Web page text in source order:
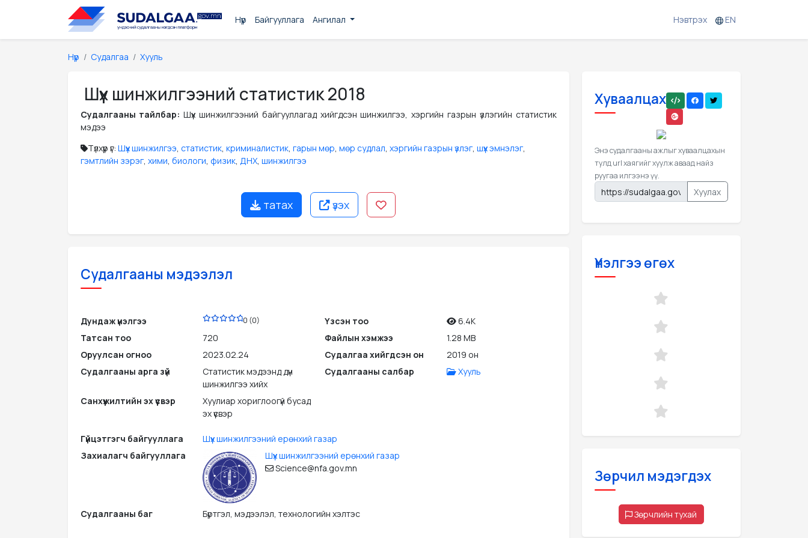
Нүүр Байгууллага Ангилал Нэвтрэх EN
Нүүр Судалгаа Хууль
Шүүх шинжилгээний статистик 2018
Судалгааны тайлбар:Шүүх шинжилгээний байгууллагад хийгдсэн шинжилгээ, хэргийн газрын үзлэгийн статистик
мэдээ
Түлхүүр үг: Шүүх шинжилгээ, статистик, криминалистик, гарын мөр, мөр судлал, хэргийн газрын үзлэг, шүүх эмнэлэг,
гэмтлийн зэрэг, хими, биологи, физик, ДНХ, шинжилгээ
татах үзэх
Судалгааны мэдээлэл
Дундаж үнэлгээ 0 (0) Үзсэн тоо
6.4K
Татсан тоо
720 Файлын хэмжээ
1.28 MB
Оруулсан огноо
2023.02.24 Судалгаа хийгдсэн он
2019 он
Судалгааны арга зүй
Статистик мэдээнд дүн
шинжилгээ хийх
Судалгааны салбар Хууль
Санхүүжилтийн эх үүсвэр
Хуулиар хориглоогүй бусад
эх үүсвэр
Гүйцэтгэгч байгууллага
Шүүх шинжилгээний ерөнхий газар
Захиалагч байгууллага
Шүүх шинжилгээний ерөнхий газар
Science@nfa.gov.mn
Судалгааны баг Бүртгэл, мэдээлэл, технологийн хэлтэс
Хуваалцах
Энэ судалгааны ажлыг хуваалцахын
тулд url хаягийг хуулж аваад найз
руугаа илгээнэ үү.
Хуулах
Үнэлгээ өгөх
Зөрчил мэдэгдэх
Зөрчлийн тухай